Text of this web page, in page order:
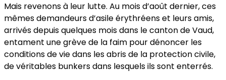
Mais revenons à leur lutte. Au mois d’août dernier, ces
mêmes demandeurs d’asile érythréens et leurs amis,
arrivés depuis quelques mois dans le canton de Vaud,
entament une grève de la faim pour dénoncer les
conditions de vie dans les abris de la protection civile,
de véritables bunkers dans lesquels ils sont enterrés.